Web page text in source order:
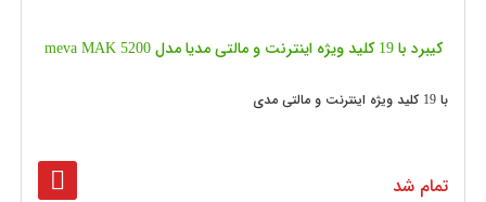
کیبرد با 19 کلید ویژه اینترنت و مالتی مدیا مدل meva MAK 5200
با 19 کلید ویژه اینترنت و مالتی مدی
تمام شد